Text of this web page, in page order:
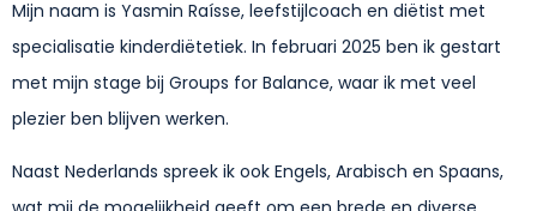
Mijn naam is Yasmin Raísse, leefstijlcoach en diëtist met
specialisatie kinderdiëtetiek. In februari 2025 ben ik gestart
met mijn stage bij Groups for Balance, waar ik met veel
plezier ben blijven werken.
Naast Nederlands spreek ik ook Engels, Arabisch en Spaans,